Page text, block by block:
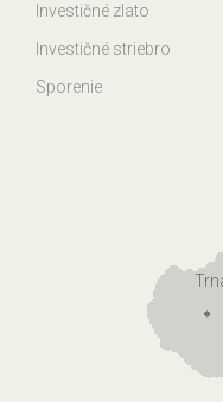
Investičné zlato
Investičné striebro
Sporenie